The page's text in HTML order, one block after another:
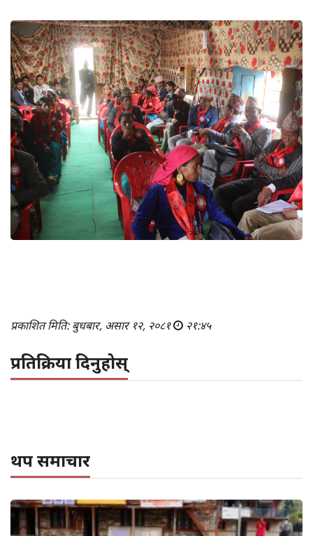
प्रकाशित मिति: बुधबार, असार १२, २०८१ २१:४५
प्रतिक्रिया दिनुहोस्
थप समाचार